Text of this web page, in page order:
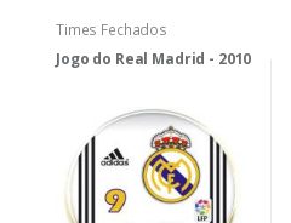
Times Fechados
Jogo do Real Madrid - 2010